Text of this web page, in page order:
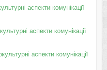
аспекти комунікації
аспекти комунікації
аспекти комунікації